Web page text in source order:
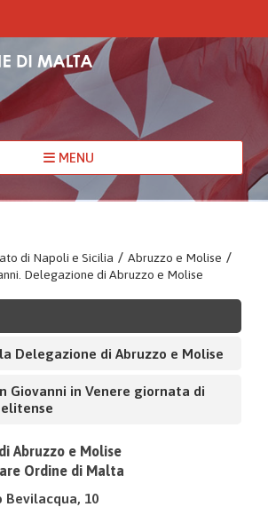
MENU
di Napoli e Sicilia / Abruzzo e Molise /
Delegazione di Abruzzo e Molise
Delegazione di Abruzzo e Molise
Giovanni in Venere giornata di
Abruzzo e Molise
Ordine di Malta
Bevilacqua, 10